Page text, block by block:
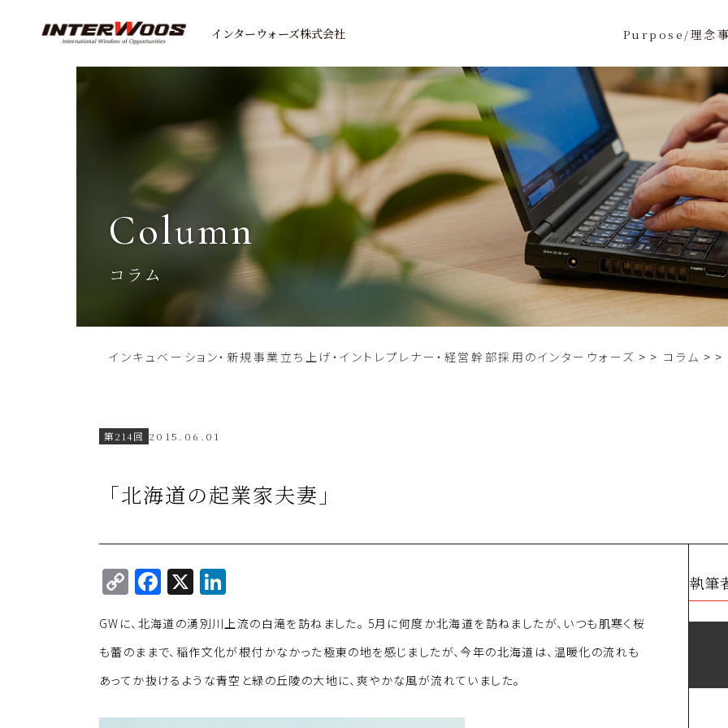
インターウォーズ株式会社 Purpose/理念
column
コラム
インキュベーション・新規事業立ち上げ・イントレプレナー・経営幹部採用のインターウォーズ > コラム >
第214回 2015.06.01
「北海道の起業家夫妻」
C
o
p
y
Li
n
F
a
c
e
b
o
X
n
k
e
dI
n
GWに、北海道の湧別川上流の白滝を訪ねました。 5月に何度か北海道を訪ねましたが、いつも肌寒く桜
も蕾のままで、稲作文化が根付かなかった極東の地を感じましたが、今年の北海道は、温暖化の流れも
あってか抜けるような青空と緑の丘陵の大地に、爽やかな風が流れていました。
執筆